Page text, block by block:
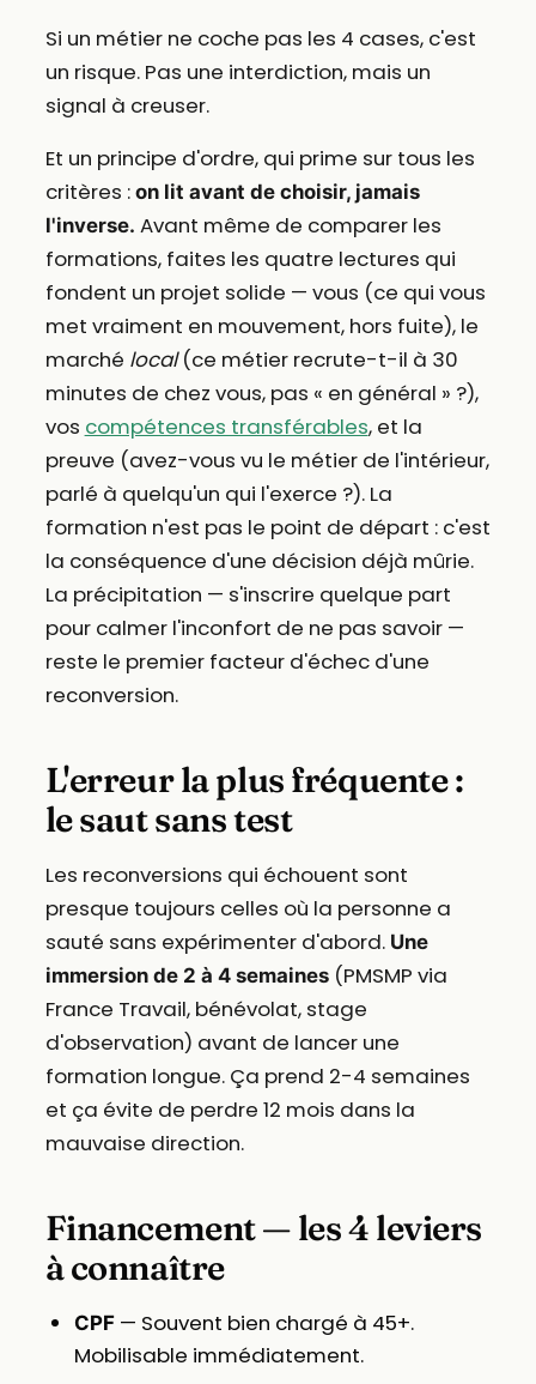
Si un métier ne coche pas les 4 cases, c'est
un risque. Pas une interdiction, mais un
signal à creuser.
Et un principe d'ordre, qui prime sur tous les
critères : on lit avant de choisir, jamais
l'inverse. Avant même de comparer les
formations, faites les quatre lectures qui
fondent un projet solide — vous (ce qui vous
met vraiment en mouvement, hors fuite), le
marché local(ce métier recrute-t-il à 30
minutes de chez vous, pas « en général » ?),
vos compétences transférables, et la
preuve (avez-vous vu le métier de l'intérieur,
parlé à quelqu'un qui l'exerce ?). La
formation n'est pas le point de départ : c'est
la conséquence d'une décision déjà mûrie.
La précipitation — s'inscrire quelque part
pour calmer l'inconfort de ne pas savoir —
reste le premier facteur d'échec d'une
reconversion.
L'erreur la plus fréquente :
le saut sans test
Les reconversions qui échouent sont
presque toujours celles où la personne a
sauté sans expérimenter d'abord. Une
immersion de 2 à 4 semaines(PMSMP via
France Travail, bénévolat, stage
d'observation) avant de lancer une
formation longue. Ça prend 2-4 semaines
et ça évite de perdre 12 mois dans la
mauvaise direction.
Financement — les 4 leviers
à connaître
CPF— Souvent bien chargé à 45+.
Mobilisable immédiatement.